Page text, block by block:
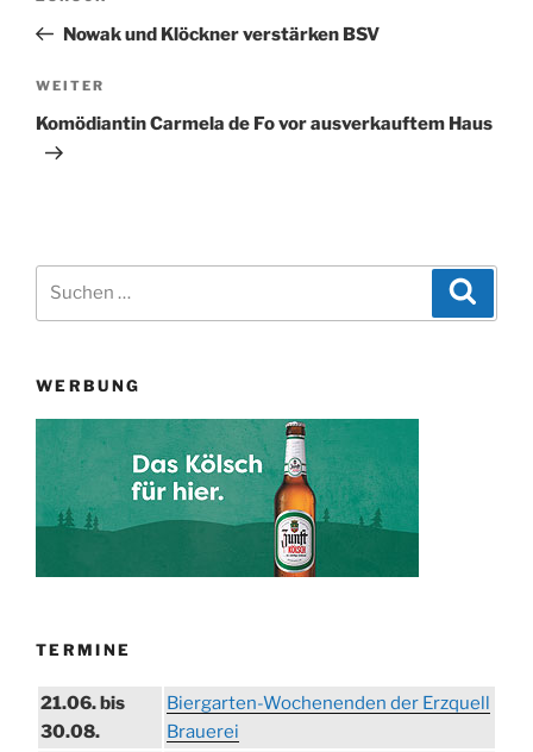
Beitrag
Nowak und Klöckner verstärken BSV
Nächster
Beitrag
WEITER
Komödiantin Carmela de Fo vor ausverkauftem Haus
WERBUNG
TERMINE
21.06. bis
30.08.
Biergarten-Wochenenden der Erzquell
Brauerei